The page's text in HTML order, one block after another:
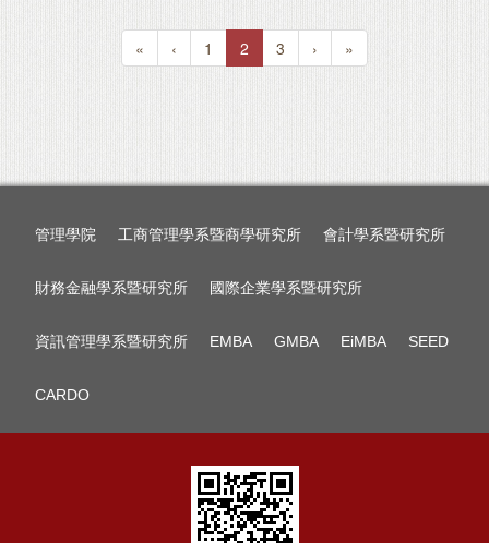
« ‹ 1 2 3 › »
管理學院 工商管理學系暨商學研究所 會計學系暨研究所
財務金融學系暨研究所 國際企業學系暨研究所
資訊管理學系暨研究所 EMBA GMBA EiMBA SEED
CARDO